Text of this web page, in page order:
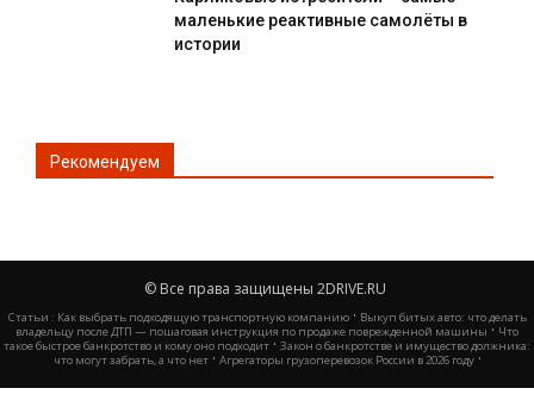
маленькие реактивные самолёты в
истории
Рекомендуем
© Все права защищены 2DRIVE.RU
Статьи : Как выбрать подходящую транспортную компанию· Выкуп битых авто: что делать
владельцу после ДТП — пошаговая инструкция по продаже поврежденной машины· Что
такое быстрое банкротство и кому оно подходит · Закон о банкротстве и имущество должника:
что могут забрать, а что нет· Агрегаторы грузоперевозок России в 2026 году·